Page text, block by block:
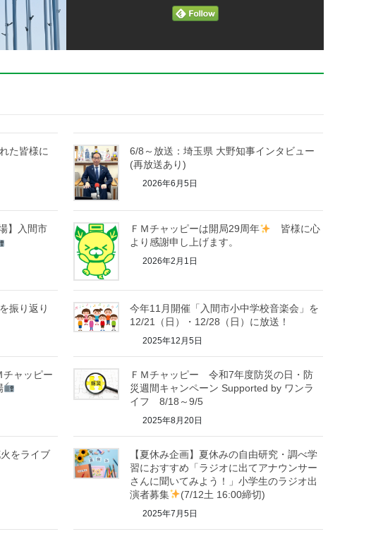
た皆様に
6/8～放送：埼玉県 大野知事インタビュー
(再放送あり)
2026年6月5日
】入間市
ＦＭチャッピーは開局29周年
皆様に心
より感謝申し上げます。
2026年2月1日
振り返り
今年11月開催「入間市小中学校音楽会」を
12/21（日）・12/28（日）に放送！
2025年12月5日
チャッピー
ＦＭチャッピー 令和7年度防災の日・防
災週間キャンペーン Supported by ワンラ
イフ 8/18～9/5
2025年8月20日
をライブ
【夏休み企画】夏休みの自由研究・調べ学
習におすすめ「ラジオに出てアナウンサー
さんに聞いてみよう！」小学生のラジオ出
演者募集
(7/12土 16:00締切)
2025年7月5日